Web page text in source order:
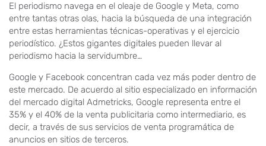
El periodismo navega en el oleaje de Google y Meta, como
entre tantas otras olas, hacia la búsqueda de una integración
entre estas herramientas técnicas-operativas y el ejercicio
periodístico. ¿Estos gigantes digitales pueden llevar al
periodismo hacia la servidumbre…
Google y Facebook concentran cada vez más poder dentro de
este mercado. De acuerdo al sitio especializado en información
del mercado digital Admetricks, Google representa entre el
35% y el 40% de la venta publicitaria como intermediario, es
decir, a través de sus servicios de venta programática de
anuncios en sitios de terceros.